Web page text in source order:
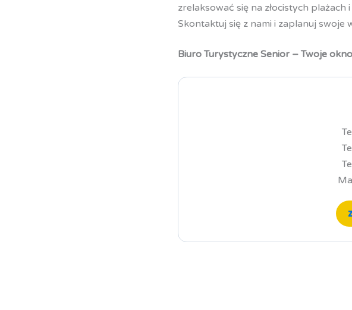
zrelaksować się na złocistych
Skontaktuj się z nami i zaplanuj swoje
Biuro Turystyczne Senior – Twoje